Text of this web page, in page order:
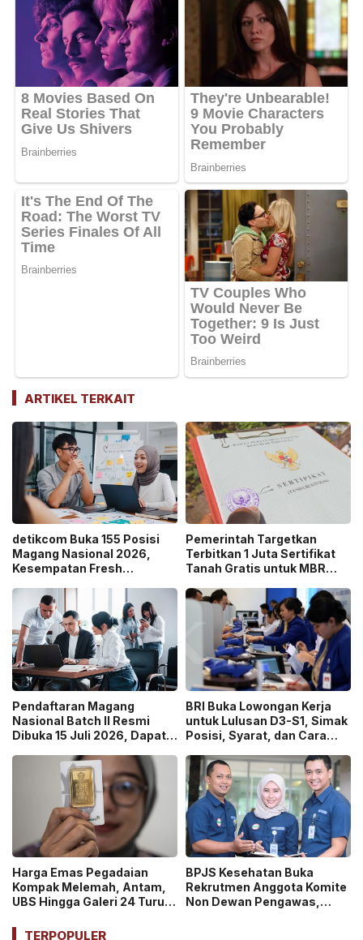
ARTIKEL TERKAIT
detikcom Buka 155 Posisi
Magang Nasional 2026,
Kesempatan Fresh
Media Digital!
Pemerintah Targetkan
Terbitkan 1 Juta Sertifikat
Tanah Gratis untuk MBR
Pendaftaran Magang
Nasional Batch II Resmi
Dibuka 15 Juli 2026, Dapat
BRI Buka Lowongan Kerja
untuk Lulusan D3-S1, Simak
Posisi, Syarat, dan Cara
Harga Emas Pegadaian
Kompak Melemah, Antam,
UBS Hingga Galeri 24 Turun
BPJS Kesehatan Buka
Rekrutmen Anggota Komite
Non Dewan Pengawas,
TERPOPULER